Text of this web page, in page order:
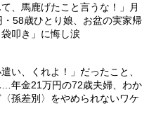
て、馬鹿げたこと言うな！」月
58歳ひとり娘、お盆の実家帰
叩き」に悔し涙
い、くれよ！」だったこと、
年金21万円の72歳夫婦、わか
孫差別〉をやめられないワケ